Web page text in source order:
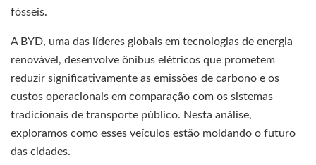
fósseis.
A BYD, uma das líderes globais em tecnologias de energia
renovável, desenvolve ônibus elétricos que prometem
reduzir significativamente as emissões de carbono e os
custos operacionais em comparação com os sistemas
tradicionais de transporte público. Nesta análise,
exploramos como esses veículos estão moldando o futuro
das cidades.